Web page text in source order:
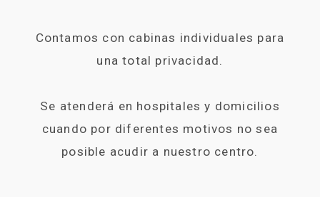
Contamos con cabinas individuales para
una total privacidad.
Se atenderá en hospitales y domicilios
cuando por diferentes motivos no sea
posible acudir a nuestro centro.